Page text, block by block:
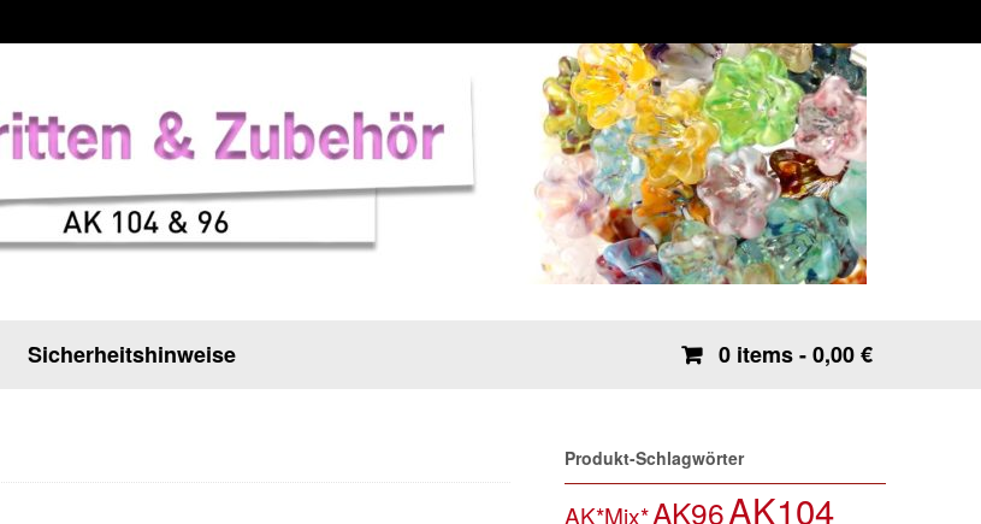
Sicherheitshinweise 0 items- 0,00 €
Produkt-Schlagwörter
AK*Mix*AK96AK104